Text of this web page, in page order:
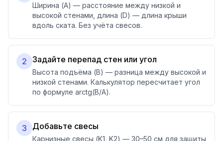
Ширина (A) — расстояние между низкой и
высокой стенами, длина (D) — длина крыши
вдоль ската. Без учёта свесов.
2 Задайте перепад стен или угол
Высота подъёма (B) — разница между высокой и
низкой стенами. Калькулятор пересчитает угол
по формуле arctg(B/A).
3 Добавьте свесы
Карнизные свесы (K1, K2) — 30–50 см для защиты